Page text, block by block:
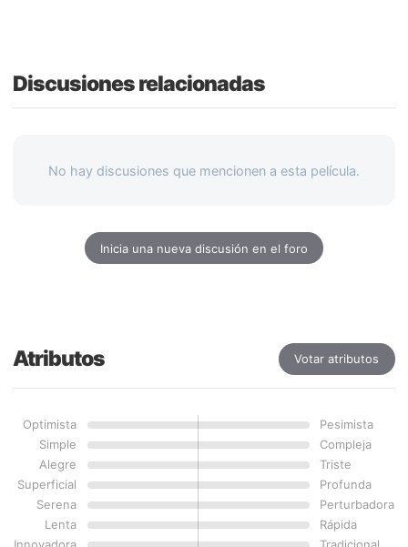
Discusiones relacionadas
No hay discusiones que mencionen a esta película.
Inicia una nueva discusión en el foro
Atributos Votar atributos
Optimista
Pesimista
Simple
Compleja
Alegre
Triste
Superficial
Profunda
Serena
Perturbadora
Lenta
Rápida
Innovadora
Tradicional